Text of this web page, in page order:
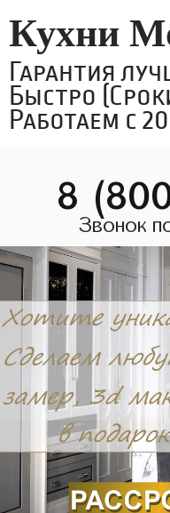
Кухни
Гарантия
Быстро
Работаем с
8
Звонок